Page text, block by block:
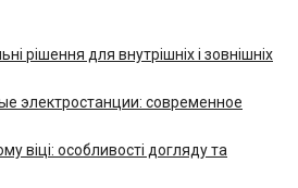
рішення для внутрішніх і зовнішніх
электростанции: современное
віці: особливості догляду та